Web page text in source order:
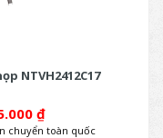
NTVH2412C17
₫
chuyển toàn quốc